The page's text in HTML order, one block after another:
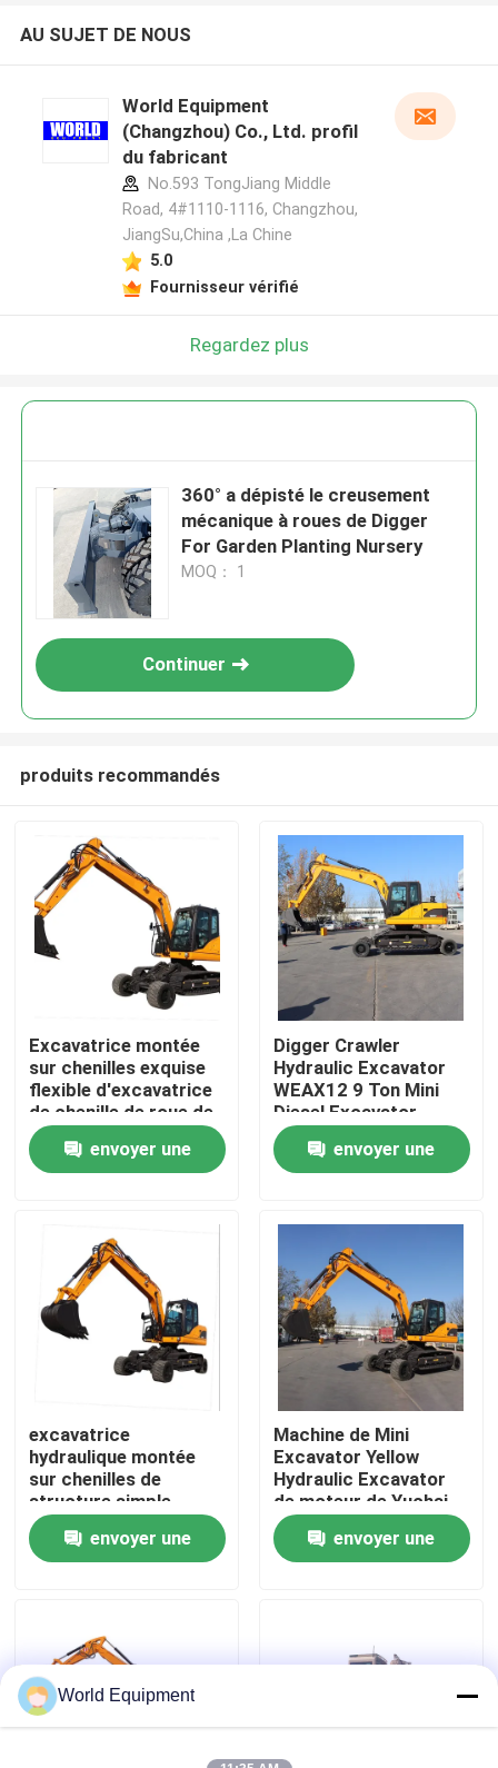
À la maison
À propos de nous
Visite de l'usine
Nous contacter
Nouvelles
Excavatrice hydraulique de chenille
Mini Crawler Excavator
AU SUJET DE NOUS
World Equipment
(Changzhou) Co., Ltd. profil
du fabricant
No.593 TongJiang Middle
Road, 4#1110-1116, Changzhou,
JiangSu,China ,La Chine
5.0
Fournisseur vérifié
Regardez plus
360° a dépisté le creusement
mécanique à roues de Digger
For Garden Planting Nursery
MOQ： 1
Continuer
produits recommandés
Excavatrice montée
sur chenilles exquise
flexible d'excavatrice
de chenille de roue de
12 tonnes
envoyer une
Digger Crawler
Hydraulic Excavator
WEAX12 9 Ton Mini
Diesel Excavator
envoyer une
excavatrice
hydraulique montée
sur chenilles de
structure simple
d'excavatrice de la
roue 30MPaenvoyer une
Machine de Mini
Excavator Yellow
Hydraulic Excavator
de moteur de Yuchai
petite
envoyer une
World Equipment